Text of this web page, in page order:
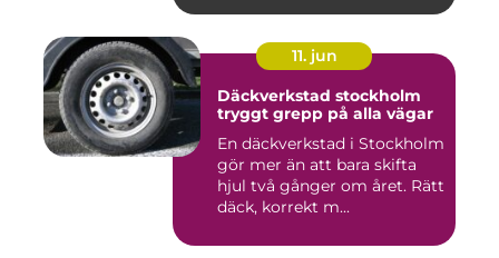
11. jun
Däckverkstad stockholm
tryggt grepp på alla vägar
En däckverkstad i Stockholm
gör mer än att bara skifta
hjul två gånger om året. Rätt
däck, korrekt m...